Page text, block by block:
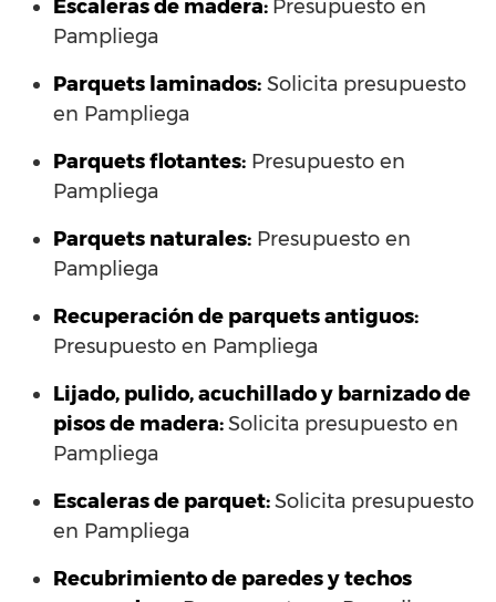
Escaleras de madera: Presupuesto en
Pampliega
Parquets laminados: Solicita presupuesto
en Pampliega
Parquets flotantes: Presupuesto en
Pampliega
Parquets naturales: Presupuesto en
Pampliega
Recuperación de parquets antiguos:
Presupuesto en Pampliega
Lijado, pulido, acuchillado y barnizado de
pisos de madera:Solicita presupuesto en
Pampliega
Escaleras de parquet:Solicita presupuesto
en Pampliega
Recubrimiento de paredes y techos